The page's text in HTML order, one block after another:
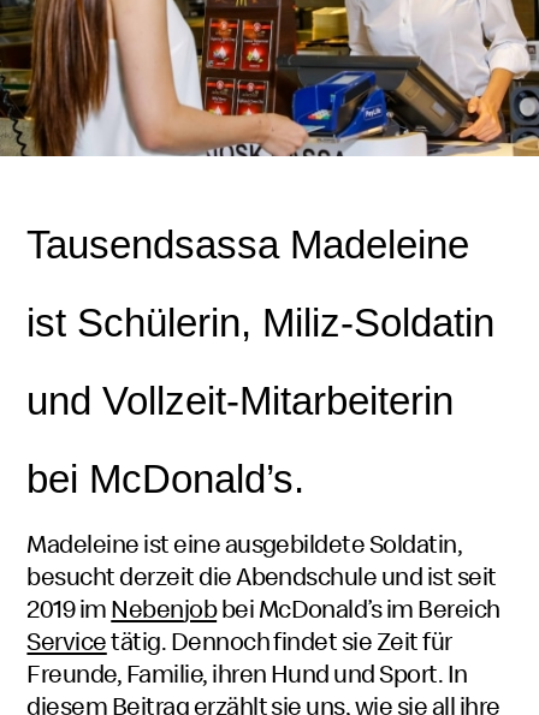
Tausendsassa Madeleine
ist Schülerin, Miliz-Soldatin
und Vollzeit-Mitarbeiterin
bei McDonald’s.
Madeleine ist eine ausgebildete Soldatin,
besucht derzeit die Abendschule und ist seit
2019 imNebenjobbeiMcDonald’sim Bereich
Servicetätig. Dennoch findet sie Zeit für
Freunde, Familie, ihren Hund und Sport. In
diesem Beitrag erzählt sie uns, wie sie all ihre